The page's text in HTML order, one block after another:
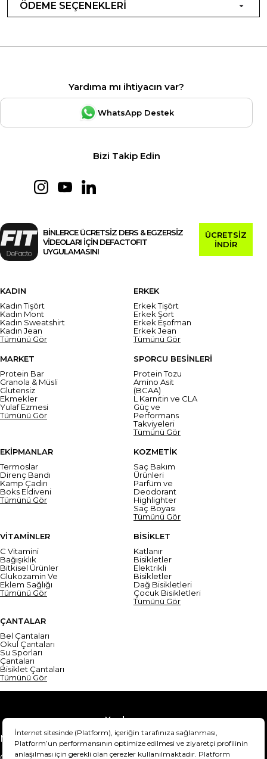
ÖDEME SEÇENEKLERİ
Yardıma mı ihtiyacın var?
WhatsApp Destek
Bizi Takip Edin
BİNLERCE ÜCRETSİZ DERS & EGZERSİZ
VİDEOLARI İÇİN DEFACTOFIT
UYGULAMASINI
ÜCRETSİZ
İNDİR
KADIN
Kadın Tişört
Kadın Mont
Kadın Sweatshirt
Kadın Jean
Tümünü Gör
ERKEK
Erkek Tişört
Erkek Şort
Erkek Eşofman
Erkek Jean
Tümünü Gör
MARKET
Protein Bar
Granola & Müsli
Glutensiz
Ekmekler
Yulaf Ezmesi
Tümünü Gör
SPORCU BESİNLERİ
Protein Tozu
Amino Asit
(BCAA)
L Karnitin ve CLA
Güç ve
Performans
Takviyeleri
Tümünü Gör
EKİPMANLAR
Termoslar
Direnç Bandı
Kamp Çadırı
Boks Eldiveni
Tümünü Gör
KOZMETİK
Saç Bakım
Ürünleri
Parfüm ve
Deodorant
Highlighter
Saç Boyası
Tümünü Gör
VİTAMİNLER
C Vitamini
Bağışıklık
Bitkisel Ürünler
Glukozamin Ve
Eklem Sağlığı
Tümünü Gör
BİSİKLET
Katlanır
Bisikletler
Elektrikli
Bisikletler
Dağ Bisikletleri
Çocuk Bisikletleri
Tümünü Gör
ÇANTALAR
Bel Çantaları
Okul Çantaları
Su Sporları
Çantaları
Bisiklet Çantaları
Tümünü Gör
Yardım
Mesafeli Satış Sözleşmesi
Teslimat Bilgisi